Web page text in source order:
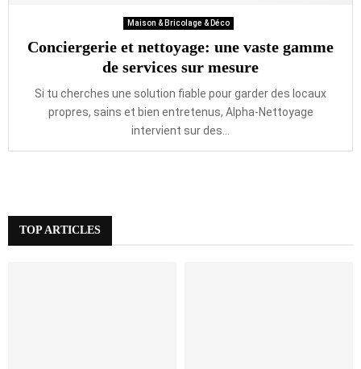
Maison & Bricolage & Déco
Conciergerie et nettoyage: une vaste gamme
de services sur mesure
Si tu cherches une solution fiable pour garder des locaux
propres, sains et bien entretenus, Alpha-Nettoyage
intervient sur des...
TOP ARTICLES